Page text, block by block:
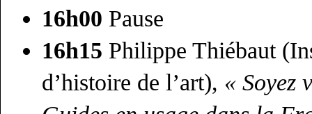
16h00 Pause
16h15 Philippe Thiébaut
d’histoire de l’art), « Soyez